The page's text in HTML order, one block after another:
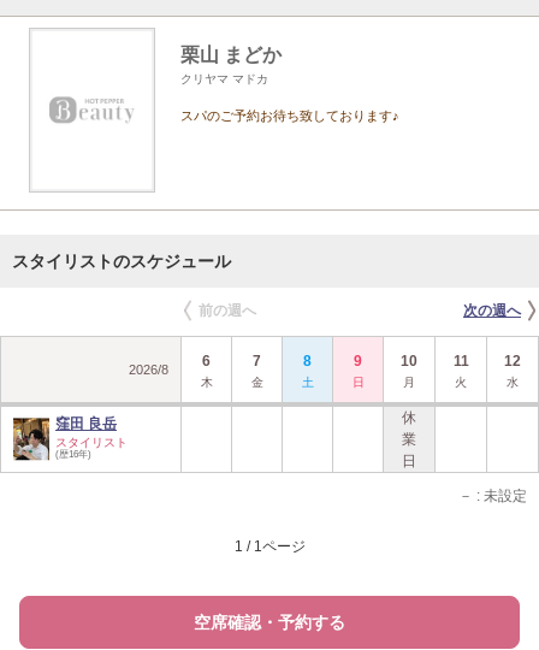
栗山 まどか
クリヤマ マドカ
スパのご予約お待ち致しております♪
スタイリストのスケジュール
前の週へ 次の週へ
2026/8 6
木
7
金
8
土
9
日
10
月
11
火
12
水
窪田 良岳
スタイリスト
(歴16年)
休
業
日
－ : 未設定
1 / 1ページ
空席確認・予約する